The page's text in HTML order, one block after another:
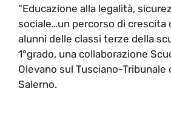
“Educazione alla legalità,
sociale…un percorso di crescita
alunni delle classi terze della
1°grado, una collaborazione
Olevano sul Tusciano-Tribunale
Salerno.